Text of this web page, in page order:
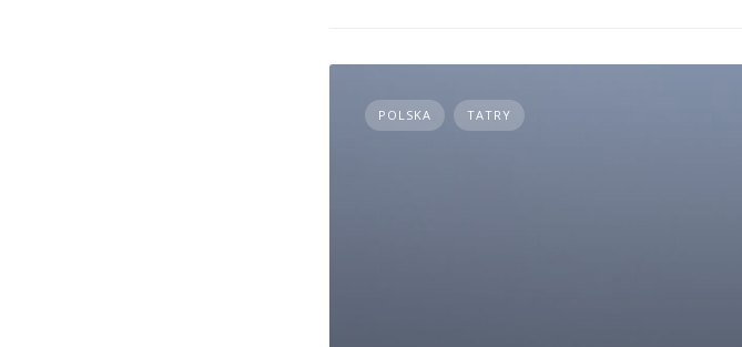
POLSKA TATRY